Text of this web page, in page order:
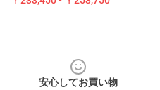
安心してお買い物